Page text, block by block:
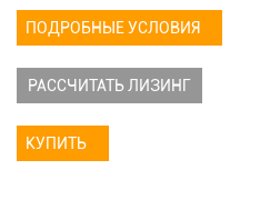
ПОДРОБНЫЕ УСЛОВИЯ
РАССЧИТАТЬ ЛИЗИНГ
КУПИТЬ